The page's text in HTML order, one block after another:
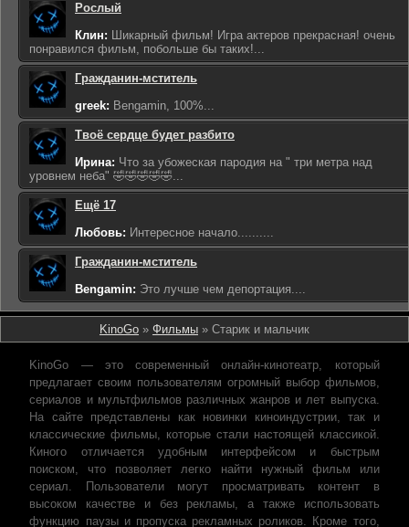
Рослый
Клин: Шикарный фильм! Игра актеров прекрасная! очень
понравился фильм, побольше бы таких!...
Гражданин-мститель
greek: Bengamin, 100%...
Твоё сердце будет разбито
Ирина: Что за убожеская пародия на " три метра над
уровнем неба" 🤣🤣🤣🤣🤣...
Ещё 17
Любовь: Интересное начало..........
Гражданин-мститель
Bengamin: Это лучше чем депортация....
KinoGo » Фильмы » Старик и мальчик
KinoGo — это современный онлайн-кинотеатр, который
предлагает своим пользователям огромный выбор фильмов,
сериалов и мультфильмов различных жанров и лет выпуска.
На сайте представлены как новинки киноиндустрии, так и
классические фильмы, которые стали настоящей классикой.
Киного отличается удобным интерфейсом и быстрым
поиском, что позволяет легко найти нужный фильм или
сериал. Пользователи могут просматривать контент в
высоком качестве и без рекламы, а также использовать
функцию паузы и пропуска рекламных роликов. Кроме того,